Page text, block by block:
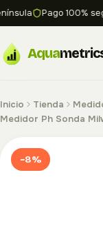
Pago 100%
Aqua
Inicio Tienda
Medidor Ph Sonda
−8%